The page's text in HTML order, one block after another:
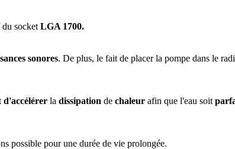
socket LGA 1700.
sonores. De plus, le fait de placer la pompe dans le
d'accélérer la dissipation de chaleur afin que l'eau soit
possible pour une durée de vie prolongée.